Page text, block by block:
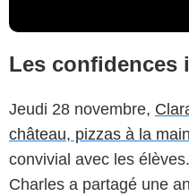
Les confidences
Jeudi 28 novembre,
château, pizzas à la
convivial avec les
Charles a partagé une